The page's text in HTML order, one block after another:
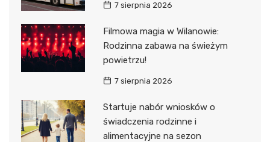
7 sierpnia 2026
Filmowa magia w Wilanowie:
Rodzinna zabawa na świeżym
powietrzu!
7 sierpnia 2026
Startuje nabór wniosków o
świadczenia rodzinne i
alimentacyjne na sezon